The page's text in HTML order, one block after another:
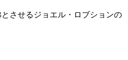
させるジョエル・ロブションの